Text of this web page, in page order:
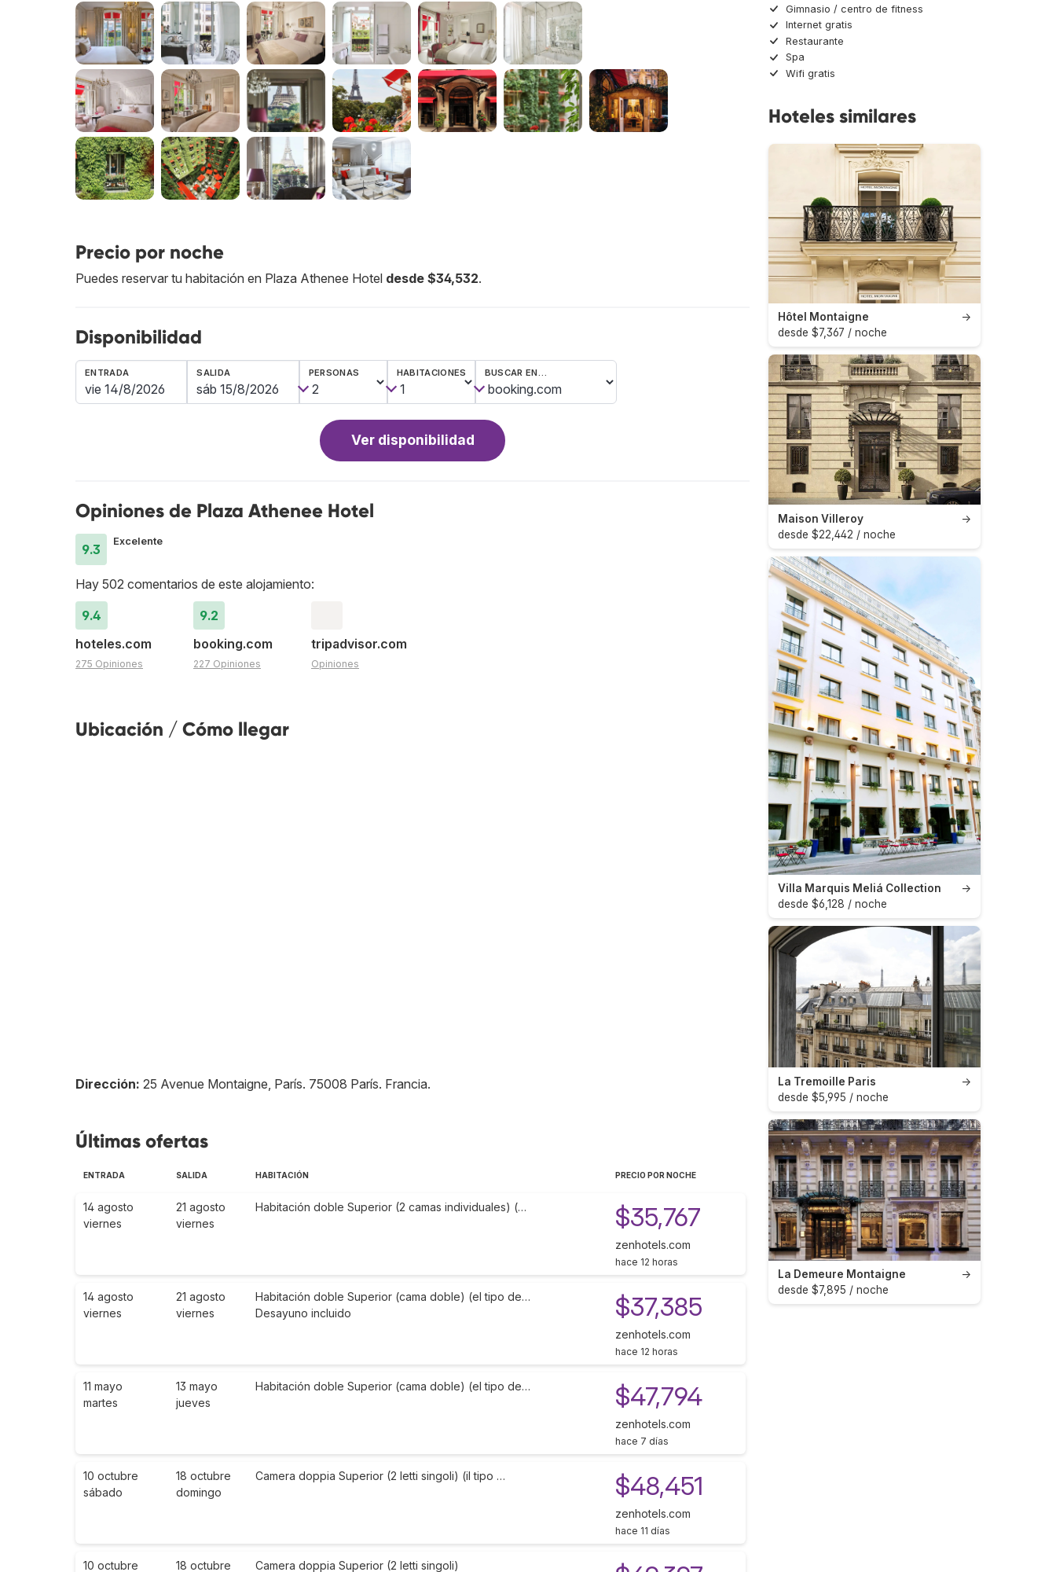
Precio por noche
Puedes reservar tu habitación en Plaza Athenee Hotel desde $34,532.
Disponibilidad
ENTRADA SALIDA PERSONAS HABITACIONES BUSCAR EN…
Ver disponibilidad
Opiniones de Plaza Athenee Hotel
9.3
Excelente
Hay 502 comentarios de este alojamiento:
9.4
hoteles.com
275 Opiniones
9.2
booking.com
227 Opiniones
tripadvisor.com
Opiniones
Ubicación / Cómo llegar
Dirección: 25 Avenue Montaigne, París. 75008 París. Francia.
Últimas ofertas
ENTRADA SALIDA HABITACIÓN PRECIO POR NOCHE
14 agosto
viernes
21 agosto
viernes
Habitación doble Superior (2 camas individuales) (… $35,767
zenhotels.com
hace 12 horas
14 agosto
viernes
21 agosto
viernes
Habitación doble Superior (cama doble) (el tipo de…
Desayuno incluido
$37,385
zenhotels.com
hace 12 horas
11 mayo
martes
13 mayo
jueves
Habitación doble Superior (cama doble) (el tipo de… $47,794
zenhotels.com
hace 7 días
10 octubre
sábado
18 octubre
domingo
Camera doppia Superior (2 letti singoli) (il tipo … $48,451
zenhotels.com
hace 11 días
10 octubre 18 octubre Camera doppia Superior (2 letti singoli)
Gimnasio / centro de fitness
Internet gratis
Restaurante
Spa
Wifi gratis
Hoteles similares
→
Hôtel Montaigne
desde $7,367 / noche
→
Maison Villeroy
desde $22,442 / noche
→
Villa Marquis Meliá Collection
desde $6,128 / noche
→
La Tremoille Paris
desde $5,995 / noche
→
La Demeure Montaigne
desde $7,895 / noche